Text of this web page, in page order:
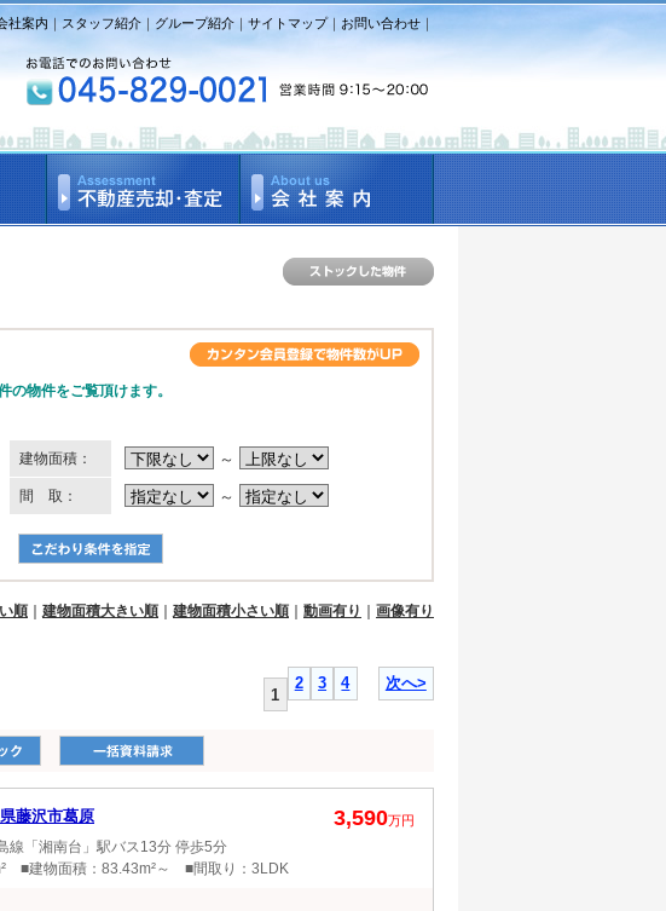
社案内 ｜スタッフ紹介 ｜ グループ紹介 ｜ サイトマップ｜ お問い合わせ ｜
の物件をご覧頂けます。
建物面積： ～
間 取： ～
順 建物面積大きい順 建物面積小さい順 動画有り
画像有り
1
2 3 4 次へ>
藤沢市葛原 3,590万円
線「湘南台」駅バス13分 停歩5分
■建物面積：83.43m²～ ■間取り：3LDK